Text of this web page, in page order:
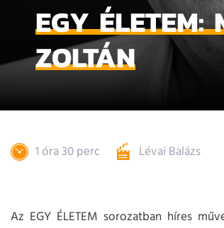
EGY ÉLETEM:
ZOLTÁN
1 óra 30 perc
Lévai Balázs
Az EGY ÉLETEM sorozatban híres